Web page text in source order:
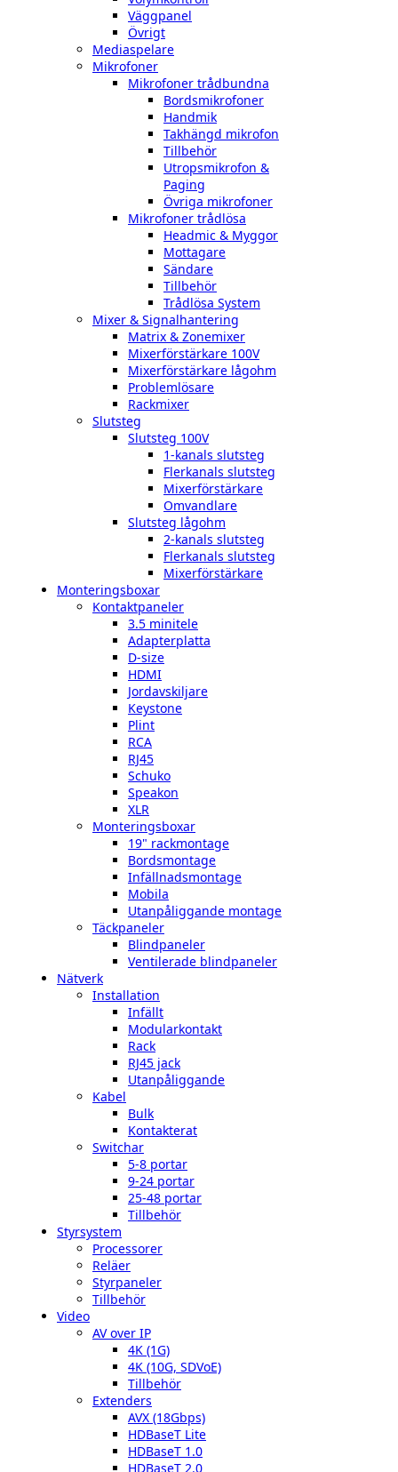
Väggpanel
Övrigt
Mediaspelare
Mikrofoner
Mikrofoner trådbundna
Bordsmikrofoner
Handmik
Takhängd mikrofon
Tillbehör
Utropsmikrofon &
Paging
Övriga mikrofoner
Mikrofoner trådlösa
Headmic & Myggor
Mottagare
Sändare
Tillbehör
Trådlösa System
Mixer & Signalhantering
Matrix & Zonemixer
Mixerförstärkare 100V
Mixerförstärkare lågohm
Problemlösare
Rackmixer
Slutsteg
Slutsteg 100V
1-kanals slutsteg
Flerkanals slutsteg
Mixerförstärkare
Omvandlare
Slutsteg lågohm
2-kanals slutsteg
Flerkanals slutsteg
Mixerförstärkare
Monteringsboxar
Kontaktpaneler
3.5 minitele
Adapterplatta
D-size
HDMI
Jordavskiljare
Keystone
Plint
RCA
RJ45
Schuko
Speakon
XLR
Monteringsboxar
19" rackmontage
Bordsmontage
Infällnadsmontage
Mobila
Utanpåliggande montage
Täckpaneler
Blindpaneler
Ventilerade blindpaneler
Nätverk
Installation
Infällt
Modularkontakt
Rack
RJ45 jack
Utanpåliggande
Kabel
Bulk
Kontakterat
Switchar
5-8 portar
9-24 portar
25-48 portar
Tillbehör
Styrsystem
Processorer
Reläer
Styrpaneler
Tillbehör
Video
AV over IP
4K (1G)
4K (10G, SDVoE)
Tillbehör
Extenders
AVX (18Gbps)
HDBaseT Lite
HDBaseT 1.0
HDBaseT 2.0